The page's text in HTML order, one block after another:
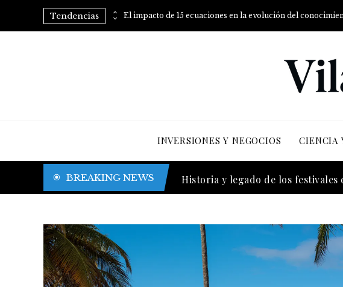
Tendencias Consejos prácticos para eliminar el azúcar añadido de tu dieta El impacto de 15 ecuaciones en la evolución del
INVERSIONES Y NEGOCIOS CIENCIA
BREAKING NEWS Trinidad y Tobago y la transición